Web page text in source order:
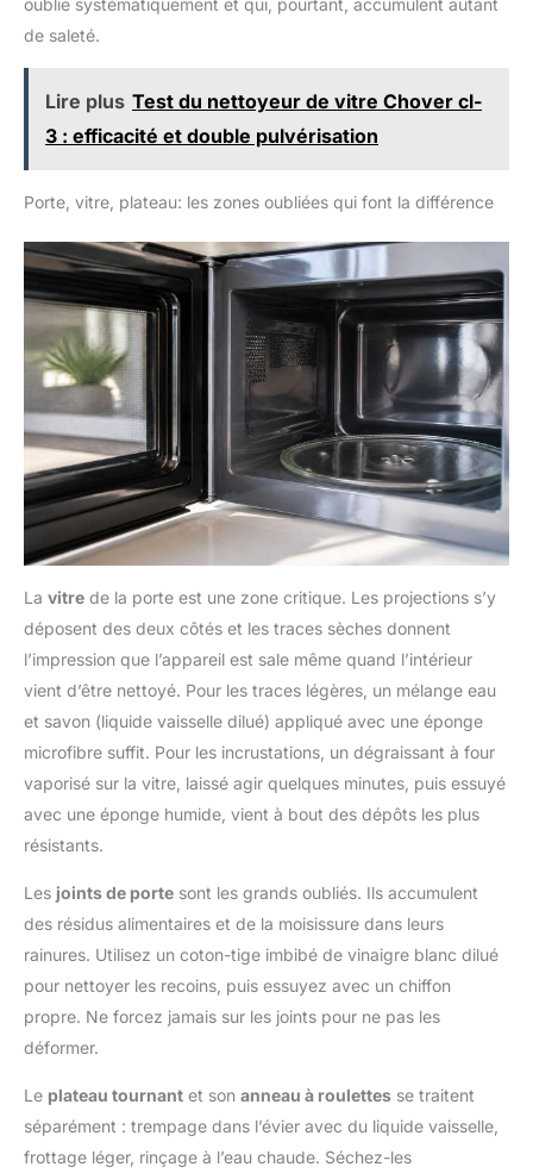
sols, chaque éponge étant
quotidienne
oublie systématiquement et qui, pourtant, accumulent autant
de saleté.
Lire plus Test du nettoyeur de vitre Chover cl-
3 : efficacité et double pulvérisation
Porte, vitre, plateau: les zones oubliées qui font la différence
La vitre de la porte est une zone critique. Les projections s’y
déposent des deux côtés et les traces sèches donnent
l’impression que l’appareil est sale même quand l’intérieur
vient d’être nettoyé. Pour les traces légères, un mélange eau
et savon (liquide vaisselle dilué) appliqué avec une éponge
microfibre suffit. Pour les incrustations, un dégraissant à four
vaporisé sur la vitre, laissé agir quelques minutes, puis essuyé
avec une éponge humide, vient à bout des dépôts les plus
résistants.
Les joints de porte sont les grands oubliés. Ils accumulent
des résidus alimentaires et de la moisissure dans leurs
rainures. Utilisez un coton-tige imbibé de vinaigre blanc dilué
pour nettoyer les recoins, puis essuyez avec un chiffon
propre. Ne forcez jamais sur les joints pour ne pas les
déformer.
Le plateau tournant et son anneau à roulettes se traitent
séparément : trempage dans l’évier avec du liquide vaisselle,
frottage léger, rinçage à l’eau chaude. Séchez-les